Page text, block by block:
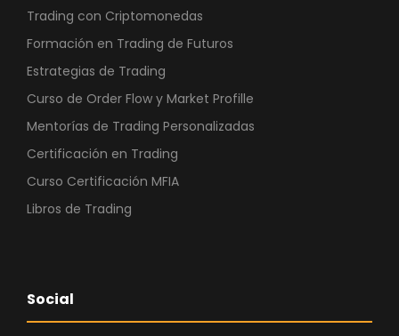
Trading con Criptomonedas
Formación en Trading de Futuros
Estrategias de Trading
Curso de Order Flow y Market Profille
Mentorías de Trading Personalizadas
Certificación en Trading
Curso Certificación MFIA
Libros de Trading
Social